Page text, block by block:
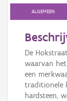
ALGEMEEN
De
waarvan
een
traditionele
hardsteen,